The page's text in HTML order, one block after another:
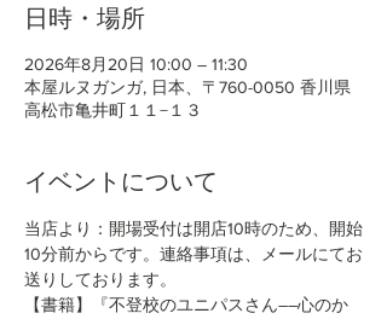
日時・場所
2026年8月20日 10:00 – 11:30
本屋ルヌガンガ, 日本、〒760-0050 香川県
高松市亀井町１１−１３
イベントについて
当店より：開場受付は開店10時のため、開始
10分前からです。連絡事項は、メールにてお
送りしております。
【書籍】『不登校のユニパスさん――心のか